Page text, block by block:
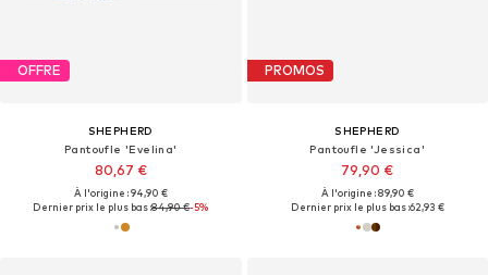
OFFRE
SHEPHERD
Pantoufle 'Evelina'
80,67 €
À l'origine : 94,90 €
Dernier prix le plus bas :84,90 €-5%
PROMOS
SHEPHERD
Pantoufle 'Jessica'
79,90 €
À l'origine : 89,90 €
Dernier prix le plus bas :62,93 €